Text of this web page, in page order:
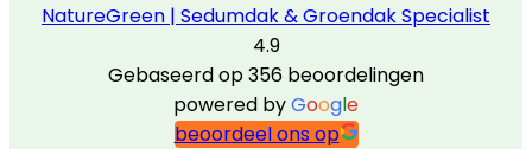
NatureGreen | Sedumdak & Groendak Specialist
4.9
Gebaseerd op 356 beoordelingen
powered byGoogle
beoordeel ons op